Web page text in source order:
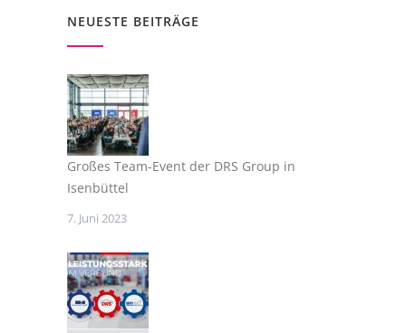
NEUESTE BEITRÄGE
Großes Team-Event der DRS Group in
Isenbüttel
7. Juni 2023